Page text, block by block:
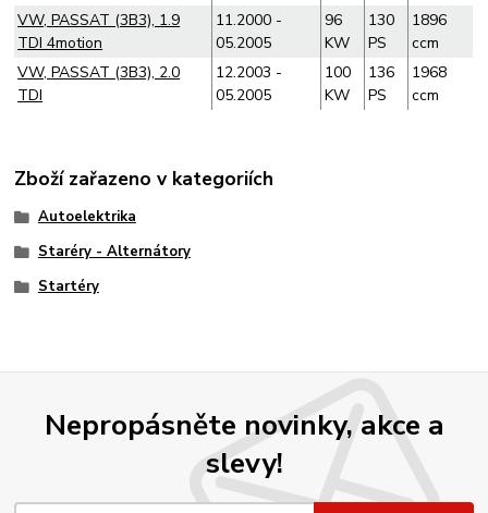
VW, PASSAT (3B3), 1.9
TDI 4motion
11.2000 -
05.2005
96
KW
130
PS
1896
ccm
VW, PASSAT (3B3), 2.0
TDI
12.2003 -
05.2005
100
KW
136
PS
1968
ccm
Zboží zařazeno v kategoriích
Autoelektrika
Staréry - Alternátory
Startéry
Nepropásněte novinky, akce a
slevy!